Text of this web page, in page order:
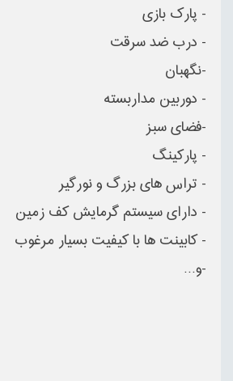
- پارک بازی
- درب ضد سرقت
-نگهبان
- دوربین مداربسته
-فضای سبز
- پارکینگ
- تراس های بزرگ و نورگیر
- دارای سیستم گرمایش کف زمین
- کابینت ها با کیفیت بسیار مرغوب
-و...